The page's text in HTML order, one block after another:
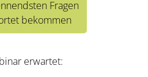
Fragen
bekommen
erwartet: